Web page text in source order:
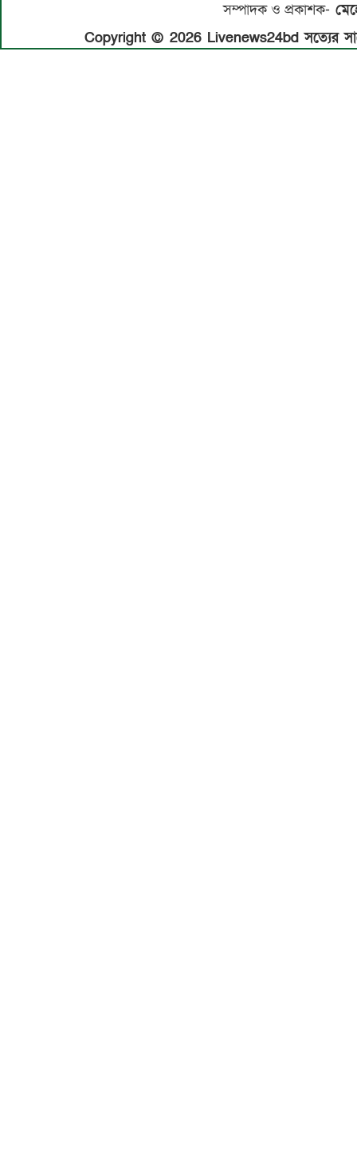
সম্পাদক ও প্রকাশক-
Copyright © 2026 Livenews24bd সত্যের